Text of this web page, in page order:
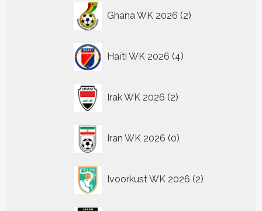
Ghana WK 2026 2
producten
Haïti WK 2026 4
producten
Irak WK 2026 2
producten
Iran WK 2026 0
producten
Ivoorkust WK 2026 2
producten